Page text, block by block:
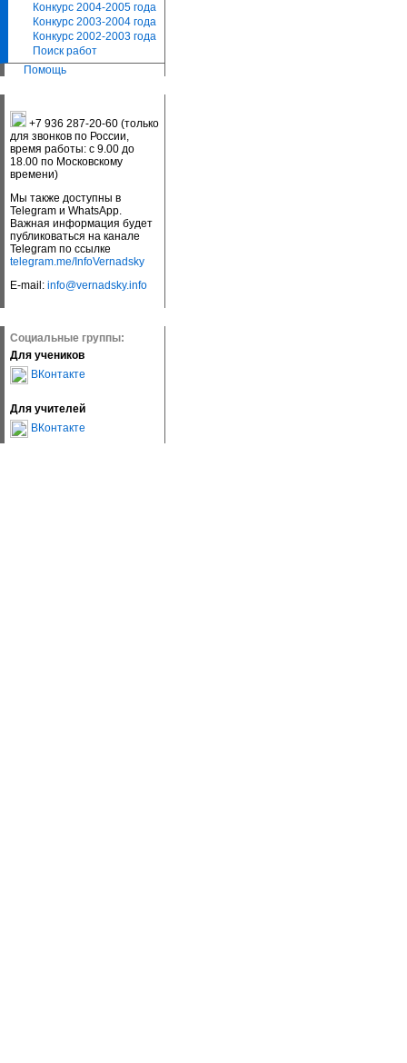
Конкурс 2004-2005 года
Конкурс 2003-2004 года
Конкурс 2002-2003 года
Поиск работ
Помощь
+7 936 287-20-60 (только
для звонков по России,
время работы: с 9.00 до
18.00 по Московскому
времени)
Мы также доступны в
Telegram и WhatsApp.
Важная информация будет
публиковаться на канале
Telegram по ссылке
telegram.me/InfoVernadsky
E-mail: info@vernadsky.info
Социальные группы:
Для учеников
ВКонтакте
Для учителей
ВКонтакте